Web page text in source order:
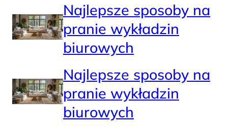
Najlepsze sposoby na
pranie wykładzin
biurowych
Najlepsze sposoby na
pranie wykładzin
biurowych